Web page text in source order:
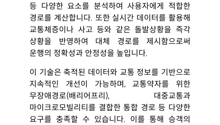
등 다양한 요소를 분석하여 사용자에게 적합한
경로를 계산합니다. 또한 실시간 데이터를 활용해
교통체증이나 사고등와 같은 돌발상황을 즉각
상황을 반영하여 대체 경로를 제시함으로써
운행의 정확성과 안정성을 높입니다.
이 기술은 축적된 데이터와 교통 정보를 기반으로
지속적인 개선이 가능하며,교통약자를 위한
무장애경로(배리어프리 ),
대중교통과
마이크로모빌리티를 결합한 통합 경로 등 다양한
요구를 충족할 수 있습니다. 이를 통해 승객의